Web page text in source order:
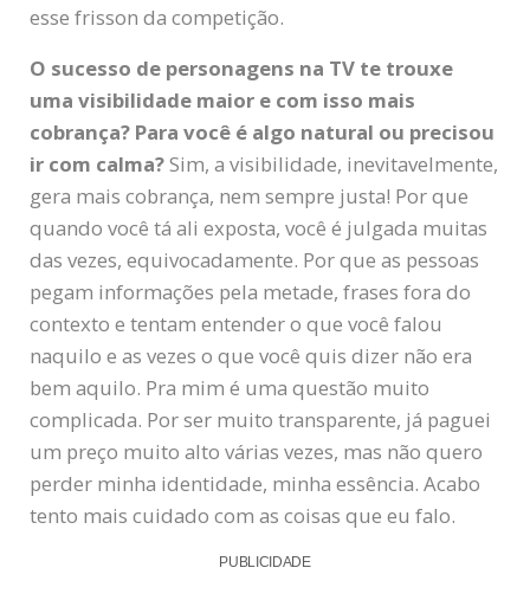
esse frisson da competição.
O sucesso de personagens na TV te trouxe
uma visibilidade maior e com isso mais
cobrança? Para você é algo natural ou precisou
ir com calma?Sim, a visibilidade, inevitavelmente,
gera mais cobrança, nem sempre justa! Por que
quando você tá ali exposta, você é julgada muitas
das vezes, equivocadamente. Por que as pessoas
pegam informações pela metade, frases fora do
contexto e tentam entender o que você falou
naquilo e as vezes o que você quis dizer não era
bem aquilo. Pra mim é uma questão muito
complicada. Por ser muito transparente, já paguei
um preço muito alto várias vezes, mas não quero
perder minha identidade, minha essência. Acabo
tento mais cuidado com as coisas que eu falo.
PUBLICIDADE